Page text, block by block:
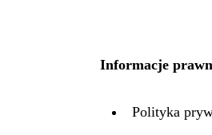
Informacje
Polityka